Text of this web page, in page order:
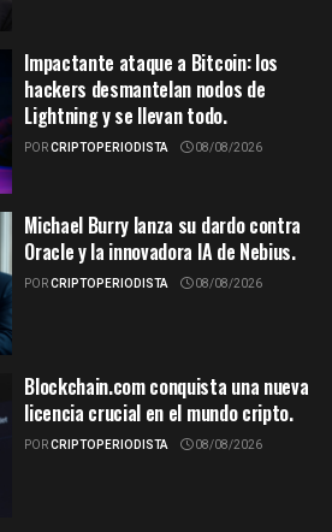
Impactante ataque a Bitcoin: los
hackers desmantelan nodos de
Lightning y se llevan todo.
PORCRIPTOPERIODISTA 08/08/2026
Michael Burry lanza su dardo contra
Oracle y la innovadora IA de Nebius.
PORCRIPTOPERIODISTA 08/08/2026
Blockchain.com conquista una nueva
licencia crucial en el mundo cripto.
PORCRIPTOPERIODISTA 08/08/2026